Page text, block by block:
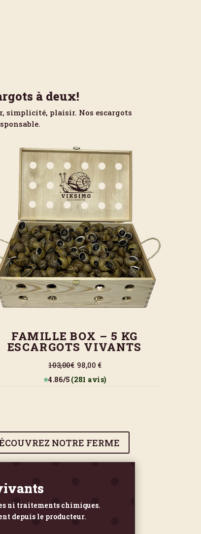
à deux!
simplicité, plaisir. Nos escargots
FAMILLE BOX – 5 KG
ESCARGOTS VIVANTS
103,00€98,00 €
⭐4.86/5 (281 avis)
NOTRE FERME
ni traitements chimiques.
depuis le producteur.